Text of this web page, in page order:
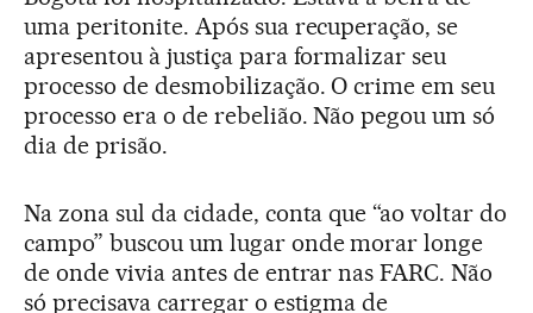
uma peritonite. Após sua recuperação, se
apresentou à justiça para formalizar seu
processo de desmobilização. O crime em seu
processo era o de rebelião. Não pegou um só
dia de prisão.
Na zona sul da cidade, conta que “ao voltar do
campo” buscou um lugar onde morar longe
de onde vivia antes de entrar nas FARC. Não
só precisava carregar o estigma de